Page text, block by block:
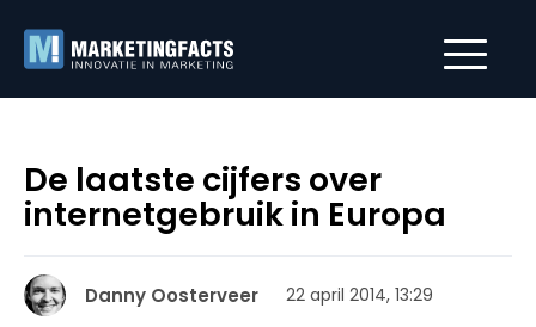
De laatste cijfers over
internetgebruik in Europa
Danny Oosterveer 22 april 2014, 13:29